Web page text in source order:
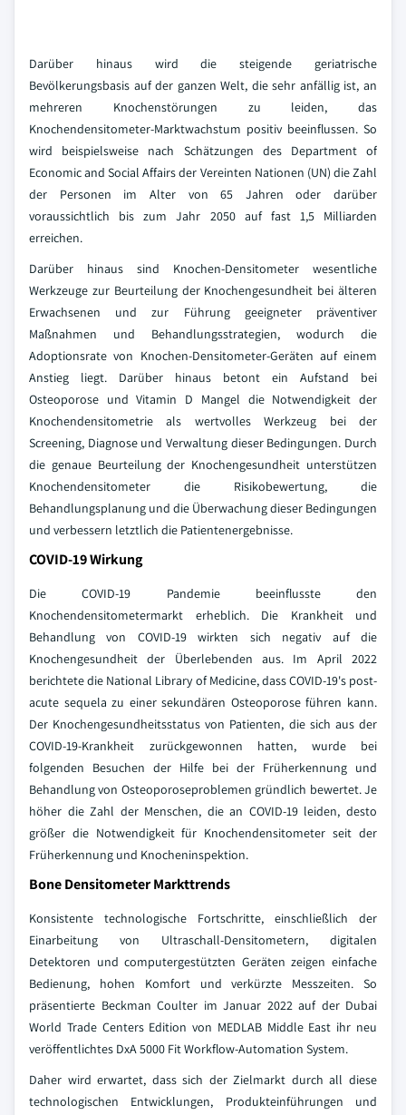
Darüber hinaus wird die steigende geriatrische
Bevölkerungsbasis auf der ganzen Welt, die sehr anfällig ist, an
mehreren Knochenstörungen zu leiden, das
Knochendensitometer-Marktwachstum positiv beeinflussen. So
wird beispielsweise nach Schätzungen des Department of
Economic and Social Affairs der Vereinten Nationen (UN) die Zahl
der Personen im Alter von 65 Jahren oder darüber
voraussichtlich bis zum Jahr 2050 auf fast 1,5 Milliarden
erreichen.
Darüber hinaus sind Knochen-Densitometer wesentliche
Werkzeuge zur Beurteilung der Knochengesundheit bei älteren
Erwachsenen und zur Führung geeigneter präventiver
Maßnahmen und Behandlungsstrategien, wodurch die
Adoptionsrate von Knochen-Densitometer-Geräten auf einem
Anstieg liegt. Darüber hinaus betont ein Aufstand bei
Osteoporose und Vitamin D Mangel die Notwendigkeit der
Knochendensitometrie als wertvolles Werkzeug bei der
Screening, Diagnose und Verwaltung dieser Bedingungen. Durch
die genaue Beurteilung der Knochengesundheit unterstützen
Knochendensitometer die Risikobewertung, die
Behandlungsplanung und die Überwachung dieser Bedingungen
und verbessern letztlich die Patientenergebnisse.
COVID-19 Wirkung
Die COVID-19 Pandemie beeinflusste den
Knochendensitometermarkt erheblich. Die Krankheit und
Behandlung von COVID-19 wirkten sich negativ auf die
Knochengesundheit der Überlebenden aus. Im April 2022
berichtete die National Library of Medicine, dass COVID-19's post-
acute sequela zu einer sekundären Osteoporose führen kann.
Der Knochengesundheitsstatus von Patienten, die sich aus der
COVID-19-Krankheit zurückgewonnen hatten, wurde bei
folgenden Besuchen der Hilfe bei der Früherkennung und
Behandlung von Osteoporoseproblemen gründlich bewertet. Je
höher die Zahl der Menschen, die an COVID-19 leiden, desto
größer die Notwendigkeit für Knochendensitometer seit der
Früherkennung und Knocheninspektion.
Bone Densitometer Markttrends
Konsistente technologische Fortschritte, einschließlich der
Einarbeitung von Ultraschall-Densitometern, digitalen
Detektoren und computergestützten Geräten zeigen einfache
Bedienung, hohen Komfort und verkürzte Messzeiten. So
präsentierte Beckman Coulter im Januar 2022 auf der Dubai
World Trade Centers Edition von MEDLAB Middle East ihr neu
veröffentlichtes DxA 5000 Fit Workflow-Automation System.
Daher wird erwartet, dass sich der Zielmarkt durch all diese
technologischen Entwicklungen, Produkteinführungen und